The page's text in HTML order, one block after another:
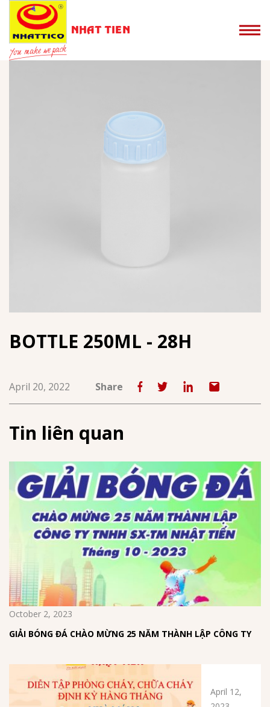
BOTTLE 250ML - 28H
April 20, 2022 Share
Tin liên quan
October 2, 2023
GIẢI BÓNG ĐÁ CHÀO MỪNG 25 NĂM THÀNH LẬP CÔNG TY
April 12,